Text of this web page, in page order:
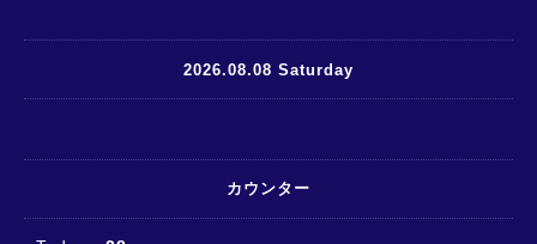
2026.08.08 Saturday
カウンター